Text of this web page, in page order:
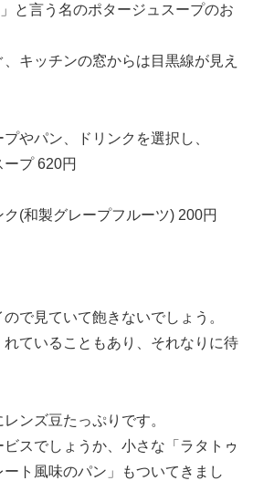
と言う名のポタージュスープのお
キッチンの窓からは目黒線が見え
やパン、ドリンクを選択し、
ープ 620円
ク(和製グレープフルーツ) 200円
で見ていて飽きないでしょう。
ていることもあり、それなりに待
ンズ豆たっぷりです。
スでしょうか、小さな「ラタトゥ
ト風味のパン」もついてきまし